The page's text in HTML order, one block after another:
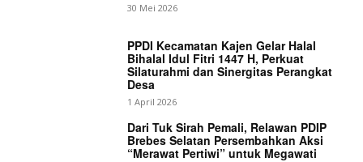
30 Mei 2026
PPDI Kecamatan Kajen Gelar Halal
Bihalal Idul Fitri 1447 H, Perkuat
Silaturahmi dan Sinergitas Perangkat
Desa
1 April 2026
Dari Tuk Sirah Pemali, Relawan PDIP
Brebes Selatan Persembahkan Aksi
“Merawat Pertiwi” untuk Megawati